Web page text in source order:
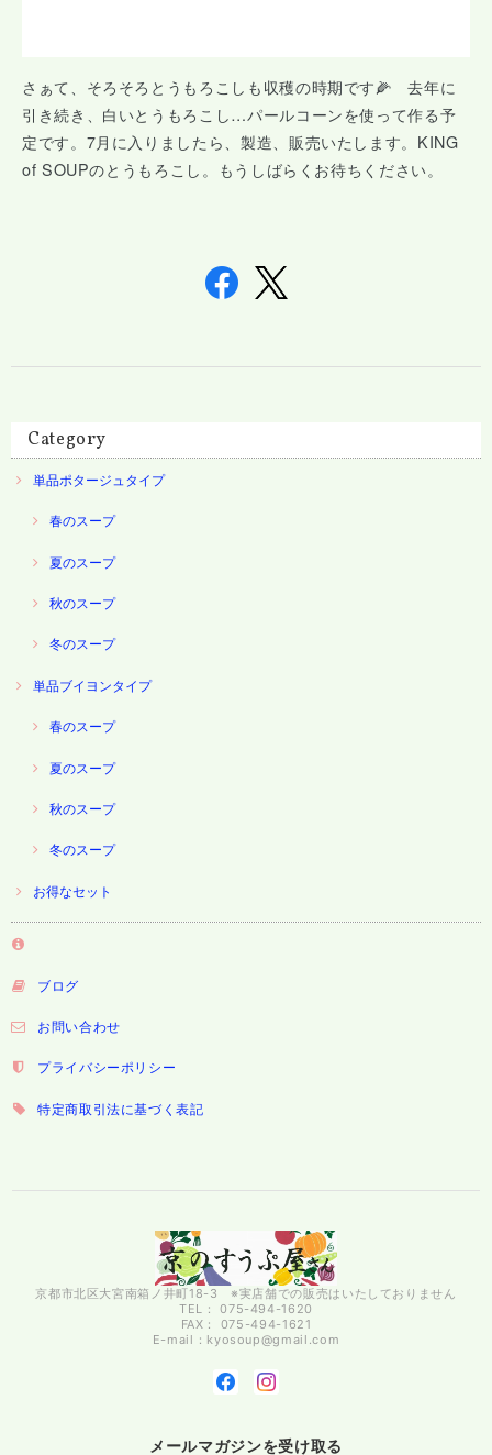
さぁて、そろそろとうもろこしも収穫の時期です🌽 去年に
引き続き、白いとうもろこし…パールコーンを使って作る予
定です。7月に入りましたら、製造、販売いたします。KING
of SOUPのとうもろこし。もうしばらくお待ちください。
Category
単品ポタージュタイプ
春のスープ
夏のスープ
秋のスープ
冬のスープ
単品ブイヨンタイプ
春のスープ
夏のスープ
秋のスープ
冬のスープ
お得なセット
ブログ
お問い合わせ
プライバシーポリシー
特定商取引法に基づく表記
京都市北区大宮南箱ノ井町18-3 ※実店舗での販売はいたしておりません
TEL： 075-494-1620
FAX： 075-494-1621
E-mail： kyosoup@gmail.com
メールマガジンを受け取る